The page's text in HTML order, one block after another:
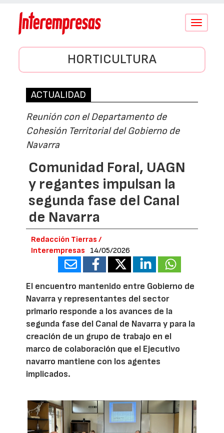
Conmutar
HORTICULTURA
ACTUALIDAD
Reunión con el Departamento de
Cohesión Territorial del Gobierno de
Navarra
Comunidad Foral, UAGN
y regantes impulsan la
segunda fase del Canal
de Navarra
Redacción Tierras /
Interempresas
14/05/2026
El encuentro mantenido entre Gobierno de
Navarra y representantes del sector
primario responde a los avances de la
segunda fase del Canal de Navarra y para la
creación de un grupo de trabajo en el
marco de colaboración que el Ejecutivo
navarro mantiene con los agentes
implicados.